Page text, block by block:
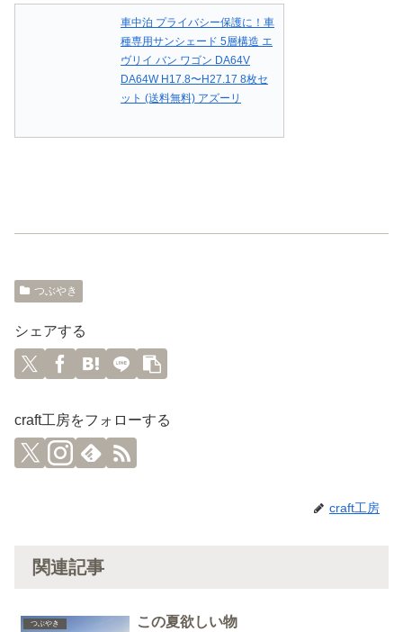
車中泊 プライバシー保護に！車
種専用サンシェード 5層構造 エ
ヴリイ バン ワゴン DA64V
DA64W H17.8〜H27.17 8枚セ
ット (送料無料) アズーリ
つぶやき
シェアする
craft工房をフォローする
craft工房
関連記事
つぶやき この夏欲しい物